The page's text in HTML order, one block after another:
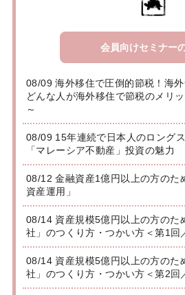
会員向けセミナー
08/09 海外移住で圧倒的節税！海
どんな人が海外移住で節税のメリ
～
08/09 15年連続で日本人のロング
「マレーシア不動産」投資の魅力
08/12 金融資産1億円以上の方のた
資産運用」
08/14 資産規模5億円以上の方のた
社」のつくり方・つかい方＜第1回
08/14 資産規模5億円以上の方のた
社」のつくり方・つかい方＜第2回